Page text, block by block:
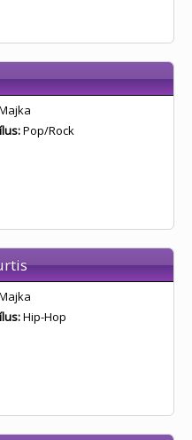
Pop/Rock
Hip-Hop